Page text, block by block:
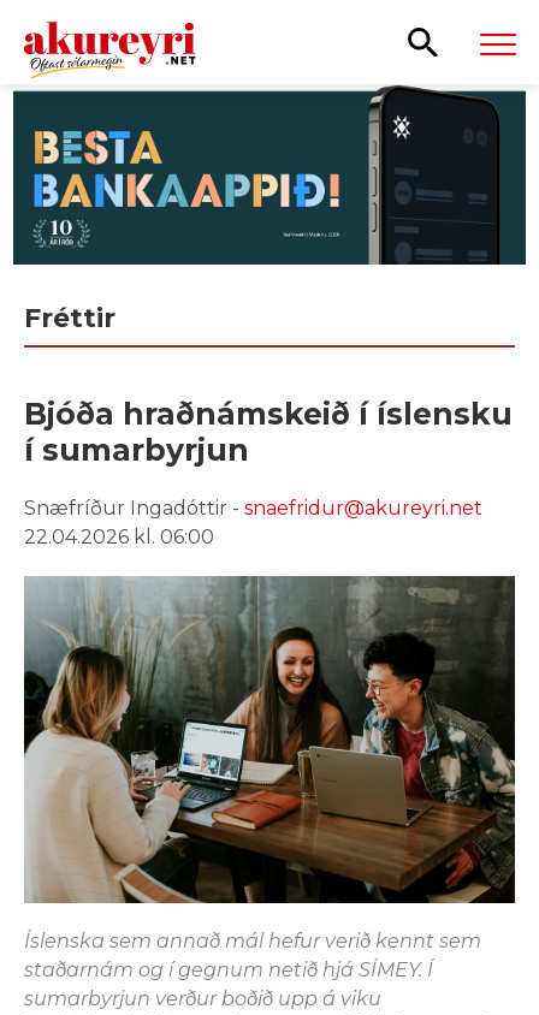
Fréttir
Bjóða hraðnámskeið í íslensku
í sumarbyrjun
Snæfríður Ingadóttir - snaefridur@akureyri.net
22.04.2026 kl. 06:00
Íslenska sem annað mál hefur verið kennt sem
staðarnám og í gegnum netið hjá SÍMEY. Í
sumarbyrjun verður boðið upp á viku